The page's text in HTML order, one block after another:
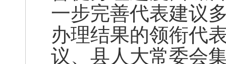
一步完善代表建议
办理结果的领衔代
议、县人大常委会